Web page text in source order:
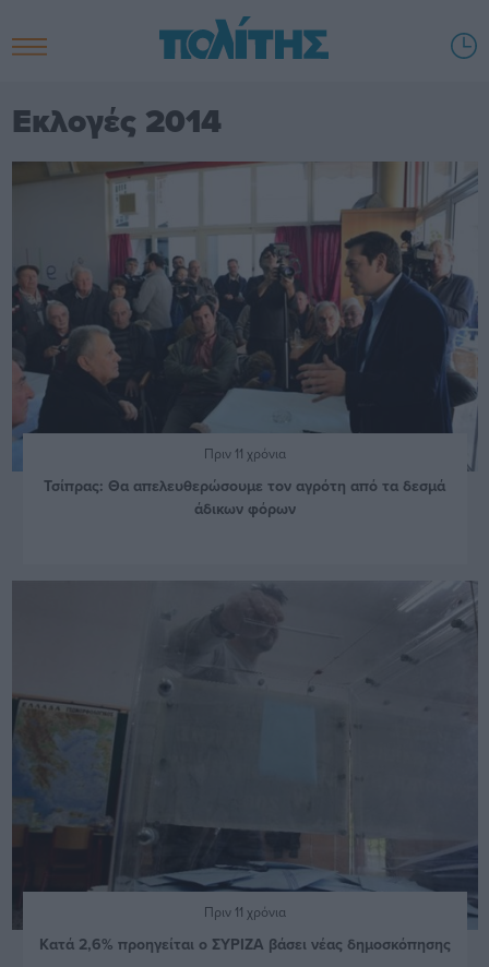
Εκλογές 2014
Πριν 11 χρόνια
Τσίπρας: Θα απελευθερώσουμε τον αγρότη από τα δεσμά
άδικων φόρων
Πριν 11 χρόνια
Κατά 2,6% προηγείται ο ΣΥΡΙΖΑ βάσει νέας δημοσκόπησης